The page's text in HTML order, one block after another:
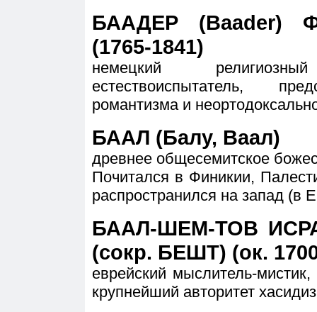
БААДЕР (Baader)
(1765-1841)
немецкий
естествоиспытатель,
романтизма и
БААЛ (Балу, Ваал)
древнее общесемитское
Почитался в Финикии,
распространился на запад (в
БААЛ-ШЕМ-ТОВ
(сокр. БЕШТ) (ок.
еврейский мыслитель-
крупнейший авторитет